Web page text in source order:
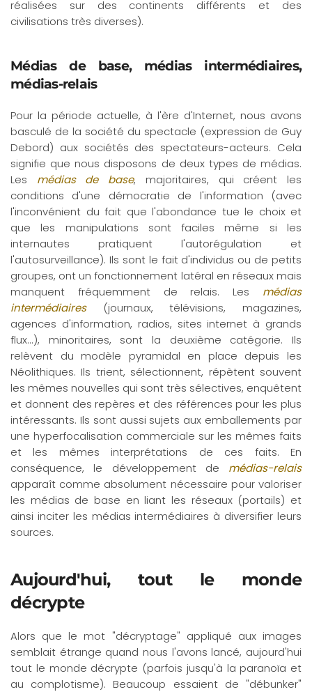
réalisées sur des continents différents et des
civilisations très diverses).
Médias de base, médias intermédiaires,
médias-relais
Pour la période actuelle, à l'ère d'Internet, nous avons
basculé de la société du spectacle (expression de Guy
Debord) aux sociétés des spectateurs-acteurs. Cela
signifie que nous disposons de deux types de médias.
Les médias de base, majoritaires, qui créent les
conditions d'une démocratie de l'information (avec
l'inconvénient du fait que l'abondance tue le choix et
que les manipulations sont faciles même si les
internautes pratiquent l'autorégulation et
l'autosurveillance). Ils sont le fait d'individus ou de petits
groupes, ont un fonctionnement latéral en réseaux mais
manquent fréquemment de relais. Les médias
intermédiaires
(journaux, télévisions, magazines,
agences d'information, radios, sites internet à grands
flux...), minoritaires, sont la deuxième catégorie. Ils
relèvent du modèle pyramidal en place depuis les
Néolithiques. Ils trient, sélectionnent, répètent souvent
les mêmes nouvelles qui sont très sélectives, enquêtent
et donnent des repères et des références pour les plus
intéressants. Ils sont aussi sujets aux emballements par
une hyperfocalisation commerciale sur les mêmes faits
et les mêmes interprétations de ces faits. En
conséquence, le développement de médias-relais
apparaît comme absolument nécessaire pour valoriser
les médias de base en liant les réseaux (portails) et
ainsi inciter les médias intermédiaires à diversifier leurs
sources.
Aujourd'hui, tout le monde
décrypte
Alors que le mot "décryptage" appliqué aux images
semblait étrange quand nous l'avons lancé, aujourd'hui
tout le monde décrypte (parfois jusqu'à la paranoïa et
au complotisme). Beaucoup essaient de "débunker"